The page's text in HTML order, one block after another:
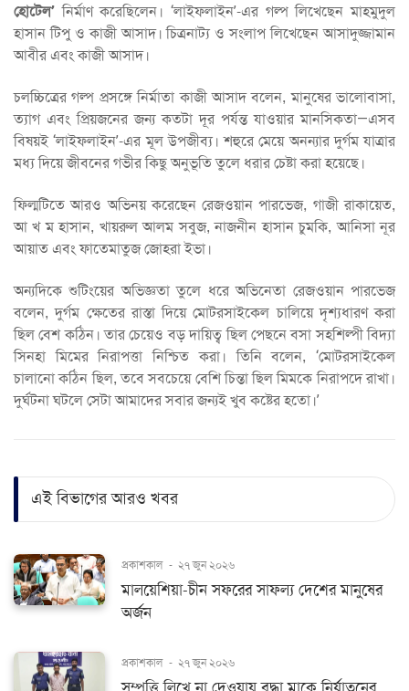
হোটেল’ নির্মাণ করেছিলেন। ‘লাইফলাইন’-এর গল্প লিখেছেন মাহমুদুল
হাসান টিপু ও কাজী আসাদ। চিত্রনাট্য ও সংলাপ লিখেছেন আসাদুজ্জামান
আবীর এবং কাজী আসাদ।
চলচ্চিত্রের গল্প প্রসঙ্গে নির্মাতা কাজী আসাদ বলেন, মানুষের ভালোবাসা,
ত্যাগ এবং প্রিয়জনের জন্য কতটা দূর পর্যন্ত যাওয়ার মানসিকতা—এসব
বিষয়ই ‘লাইফলাইন’-এর মূল উপজীব্য। শহুরে মেয়ে অনন্যার দুর্গম যাত্রার
মধ্য দিয়ে জীবনের গভীর কিছু অনুভূতি তুলে ধরার চেষ্টা করা হয়েছে।
ফিল্মটিতে আরও অভিনয় করেছেন রেজওয়ান পারভেজ, গাজী রাকায়েত,
আ খ ম হাসান, খায়রুল আলম সবুজ, নাজনীন হাসান চুমকি, আনিসা নূর
আয়াত এবং ফাতেমাতুজ জোহরা ইভা।
অন্যদিকে শুটিংয়ের অভিজ্ঞতা তুলে ধরে অভিনেতা রেজওয়ান পারভেজ
বলেন, দুর্গম ক্ষেতের রাস্তা দিয়ে মোটরসাইকেল চালিয়ে দৃশ্যধারণ করা
ছিল বেশ কঠিন। তার চেয়েও বড় দায়িত্ব ছিল পেছনে বসা সহশিল্পী বিদ্যা
সিনহা মিমের নিরাপত্তা নিশ্চিত করা। তিনি বলেন, ‘মোটরসাইকেল
চালানো কঠিন ছিল, তবে সবচেয়ে বেশি চিন্তা ছিল মিমকে নিরাপদে রাখা।
দুর্ঘটনা ঘটলে সেটা আমাদের সবার জন্যই খুব কষ্টের হতো।’
এই বিভাগের আরও খবর
প্রকাশকাল - ২৭ জুন ২০২৬
মালয়েশিয়া-চীন সফরের সাফল্য দেশের মানুষের
অর্জন
প্রকাশকাল - ২৭ জুন ২০২৬